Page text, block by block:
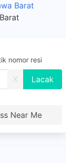
Barat
nomor resi
X
Near Me